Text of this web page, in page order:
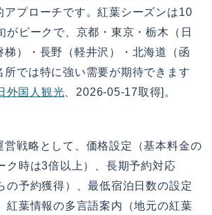
アプローチです。紅葉シーズンは10
がピークで、京都・東京・栃木（日
梯）・長野（軽井沢）・北海道（函
所では特に強い需要が期待できます
外国人観光、2026-05-17取得]。
営戦略として、価格設定（基本料金の
ク時は3倍以上）、長期予約対応
の予約獲得）、最低宿泊日数の設定
紅葉情報の多言語案内（地元の紅葉